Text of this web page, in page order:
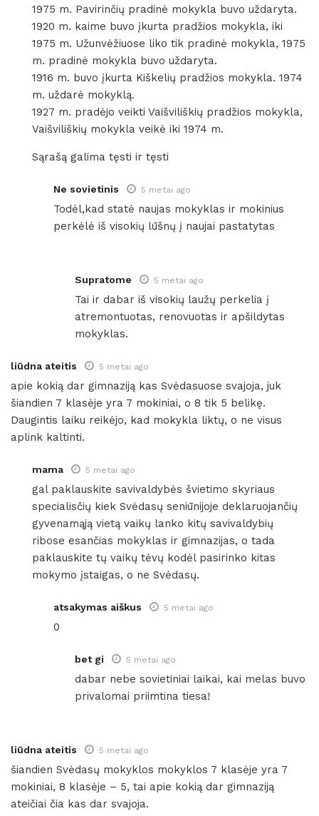
1975 m. Pavirinčių pradinė mokykla buvo uždaryta.
1920 m. kaime buvo įkurta pradžios mokykla, iki
1975 m. Užunvėžiuose liko tik pradinė mokykla, 1975
m. pradinė mokykla buvo uždaryta.
1916 m. buvo įkurta Kiškelių pradžios mokykla. 1974
m. uždarė mokyklą.
1927 m. pradėjo veikti Vaišviliškių pradžios mokykla,
Vaišviliškių mokykla veikė iki 1974 m.
Sąrašą galima tęsti ir tęsti
Ne sovietinis 5 metai ago
Todėl,kad statė naujas mokyklas ir mokinius
perkėlė iš visokių lūšnų į naujai pastatytas
Supratome 5 metai ago
Tai ir dabar iš visokių laužų perkelia į
atremontuotas, renovuotas ir apšildytas
mokyklas.
liūdna ateitis 5 metai ago
apie kokią dar gimnaziją kas Svėdasuose svajoja, juk
šiandien 7 klasėje yra 7 mokiniai, o 8 tik 5 belikę.
Daugintis laiku reikėjo, kad mokykla liktų, o ne visus
aplink kaltinti.
mama 5 metai ago
gal paklauskite savivaldybės švietimo skyriaus
specialisčių kiek Svėdasų seniūnijoje deklaruojančių
gyvenamąją vietą vaikų lanko kitų savivaldybių
ribose esančias mokyklas ir gimnazijas, o tada
paklauskite tų vaikų tėvų kodėl pasirinko kitas
mokymo įstaigas, o ne Svėdasų.
atsakymas aiškus 5 metai ago
0
bet gi 5 metai ago
dabar nebe sovietiniai laikai, kai melas buvo
privalomai priimtina tiesa!
liūdna ateitis 5 metai ago
šiandien Svėdasų mokyklos mokyklos 7 klasėje yra 7
mokiniai, 8 klasėje – 5, tai apie kokią dar gimnaziją
ateičiai čia kas dar svajoja.